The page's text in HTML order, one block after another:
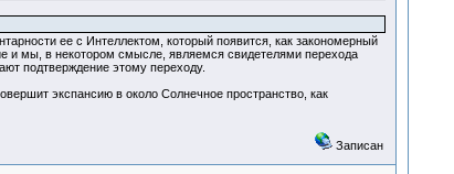
ее с Интеллектом, который появится, как закономерный
и мы, в некотором смысле, являемся свидетелями перехода
подтверждение этому переходу.
экспансию в около Солнечное пространство, как
Записан